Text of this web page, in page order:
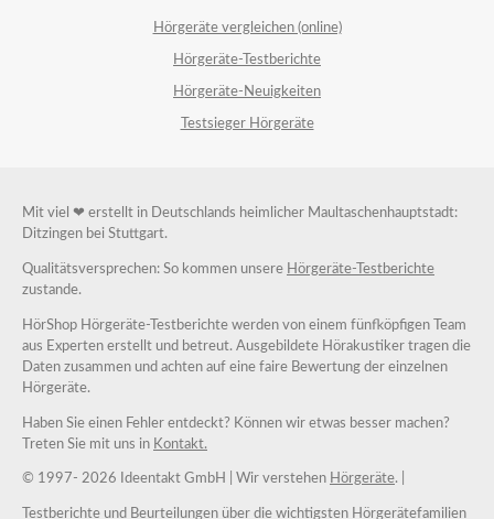
Hörgeräte vergleichen (online)
Hörgeräte-Testberichte
Hörgeräte-Neuigkeiten
Testsieger Hörgeräte
Mit viel ❤ erstellt in Deutschlands heimlicher Maultaschenhauptstadt:
Ditzingen bei Stuttgart.
Qualitätsversprechen: So kommen unsere Hörgeräte-Testberichte
zustande.
HörShop Hörgeräte-Testberichte werden von einem fünfköpfigen Team
aus Experten erstellt und betreut. Ausgebildete Hörakustiker tragen die
Daten zusammen und achten auf eine faire Bewertung der einzelnen
Hörgeräte.
Haben Sie einen Fehler entdeckt? Können wir etwas besser machen?
Treten Sie mit uns in Kontakt.
© 1997- 2026 Ideentakt GmbH | Wir verstehen Hörgeräte. |
Testberichte und Beurteilungen über die wichtigsten Hörgerätefamilien